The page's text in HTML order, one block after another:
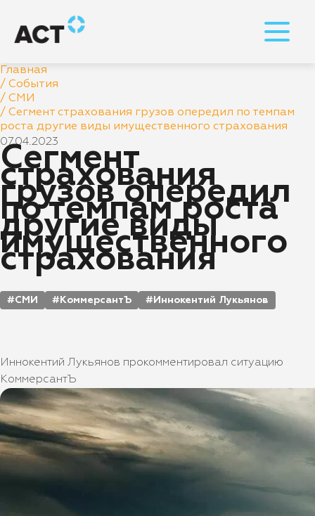
Главная
/ События
/ СМИ
/ Сегмент страхования грузов опередил по темпам
роста другие виды имущественного страхования
07.04.2023
Сегмент
страхования
грузов опередил
по темпам роста
другие виды
имущественного
страхования
СМИ КоммерсантЪ Иннокентий Лукьянов
Иннокентий Лукьянов прокомментировал ситуацию
КоммерсантЪ